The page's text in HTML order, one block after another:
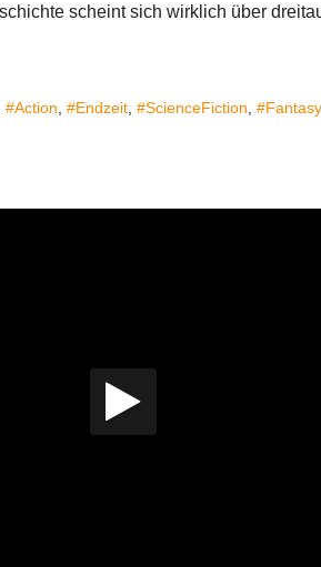
scheint sich wirklich über
#Action #Endzeit #ScienceFiction #Fantasy